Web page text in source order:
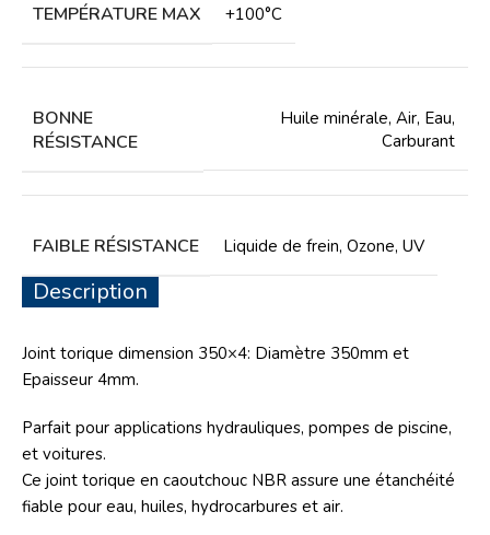
TEMPÉRATURE MAX +100°C
BONNE
RÉSISTANCE
Huile minérale, Air, Eau,
Carburant
FAIBLE RÉSISTANCE Liquide de frein, Ozone, UV
Description
Joint torique dimension 350×4: Diamètre 350mm et
Epaisseur 4mm.
Parfait pour applications hydrauliques, pompes de piscine,
et voitures.
Ce joint torique en caoutchouc NBR assure une étanchéité
fiable pour eau, huiles, hydrocarbures et air.